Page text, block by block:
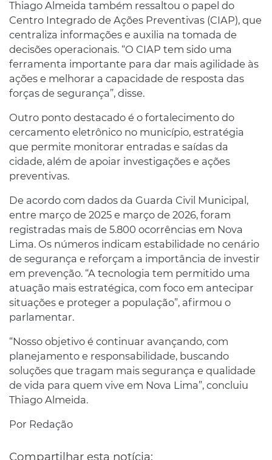
Thiago Almeida também ressaltou o papel do
Centro Integrado de Ações Preventivas (CIAP), que
centraliza informações e auxilia na tomada de
decisões operacionais. “O CIAP tem sido uma
ferramenta importante para dar mais agilidade às
ações e melhorar a capacidade de resposta das
forças de segurança”, disse.
Outro ponto destacado é o fortalecimento do
cercamento eletrônico no município, estratégia
que permite monitorar entradas e saídas da
cidade, além de apoiar investigações e ações
preventivas.
De acordo com dados da Guarda Civil Municipal,
entre março de 2025 e março de 2026, foram
registradas mais de 5.800 ocorrências em Nova
Lima. Os números indicam estabilidade no cenário
de segurança e reforçam a importância de investir
em prevenção. “A tecnologia tem permitido uma
atuação mais estratégica, com foco em antecipar
situações e proteger a população”, afirmou o
parlamentar.
“Nosso objetivo é continuar avançando, com
planejamento e responsabilidade, buscando
soluções que tragam mais segurança e qualidade
de vida para quem vive em Nova Lima”, concluiu
Thiago Almeida.
Por Redação
Compartilhar esta notícia: